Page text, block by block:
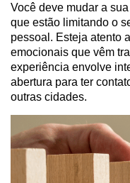
Você deve mudar a
que estão limitando o
pessoal. Esteja atento
emocionais que vêm
experiência envolve
abertura para ter
outras cidades.